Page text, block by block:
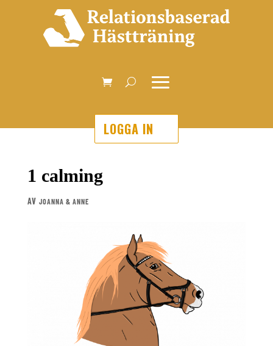
LOGGA IN
1 calming
AV JOANNA & ANNE